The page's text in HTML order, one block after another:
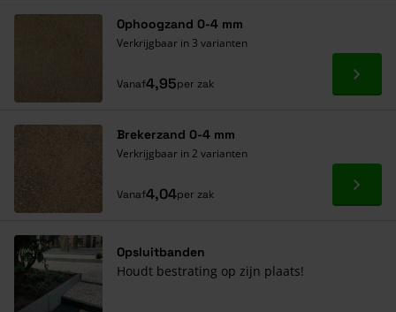
Ophoogzand 0-4 mm
Verkrijgbaar in 3 varianten
Vanaf4,95per zak Ga
Brekerzand 0-4 mm
Verkrijgbaar in 2 varianten
Vanaf4,04per zak Ga
Opsluitbanden
Houdt bestrating op zijn plaats!